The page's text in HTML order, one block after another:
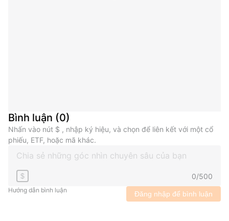
Bình luận (0)
Nhấn vào nút $ , nhập ký hiệu, và chọn để liên kết với một cổ
phiếu, ETF, hoặc mã khác.
$ 0/500
Hướng dẫn bình luận Đăng nhập để bình luận